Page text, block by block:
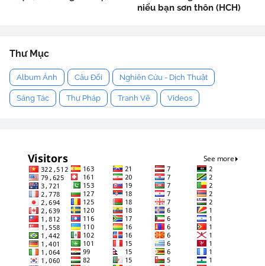
niểu bạn sơn thôn (HCH)
Thư Mục
Album Ảnh Câu Đối Nghiên Cứu - Dịch Thuật
Sáng Tác Thư Pháp Tranh Vẽ Videos